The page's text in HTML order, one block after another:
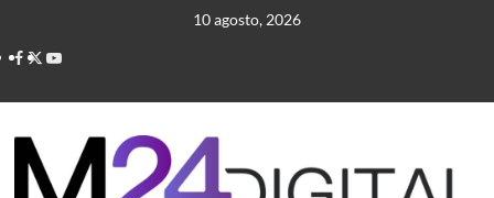
contenido
10 agosto, 2026